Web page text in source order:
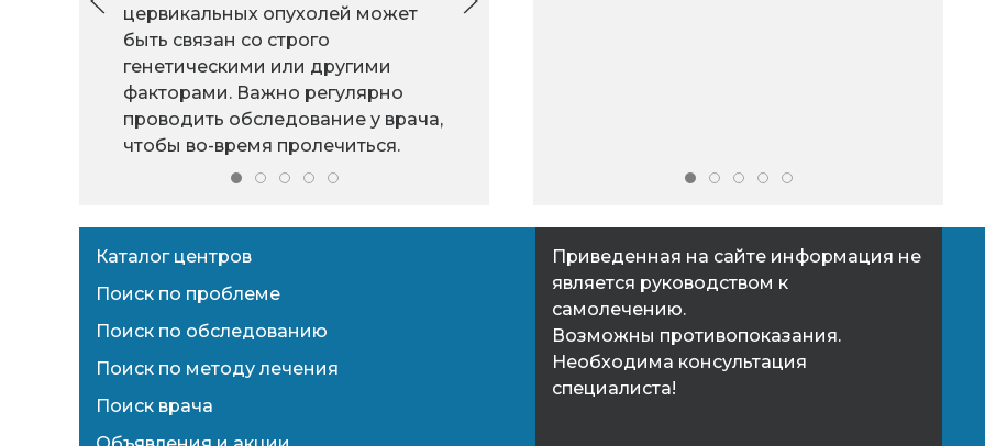
цервикальных опухолей может
быть связан со строго
генетическими или другими
факторами. Важно регулярно
проводить обследование у врача,
чтобы во-время пролечиться.
Каталог центров
Поиск по проблеме
Поиск по обследованию
Поиск по методу лечения
Поиск врача
Приведенная на сайте информация не
является руководством к
самолечению.
Возможны противопоказания.
Необходима консультация
специалиста!